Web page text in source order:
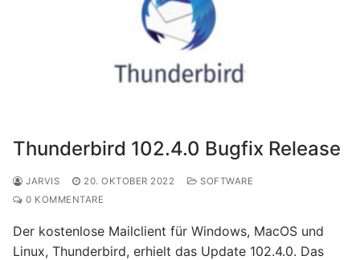
Thunderbird 102.4.0 Bugfix Release
JARVIS 20. OKTOBER 2022
SOFTWARE
0 KOMMENTARE
Der kostenlose Mailclient für Windows, MacOS und
Linux, Thunderbird, erhielt das Update 102.4.0. Das